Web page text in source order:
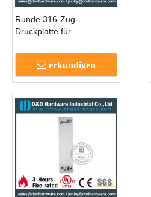
Runde 316-Zug-
Druckplatte für
DDSP009
erkundigen